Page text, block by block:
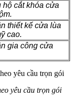
hộ cắt khóa cửa
thiết kế cửa lùa
cao.
gia công cửa
yêu cầu trọn gói